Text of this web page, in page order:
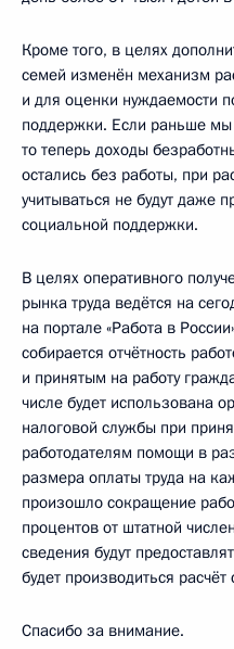
Кроме того, в целях
семей изменён механизм
и для оценки нуждаемости
поддержки. Если раньше мы
то теперь доходы
остались без работы, при
учитываться не будут даже
социальной поддержки.
В целях оперативного
рынка труда ведётся на
на портале «Работа в
собирается отчётность
и принятым на работу
числе будет использована
налоговой службы при
работодателям помощи в
размера оплаты труда на
произошло сокращение
процентов от штатной
сведения будут
будет производиться
Спасибо за внимание.